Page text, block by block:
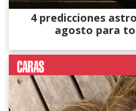
4 predicciones
agosto para